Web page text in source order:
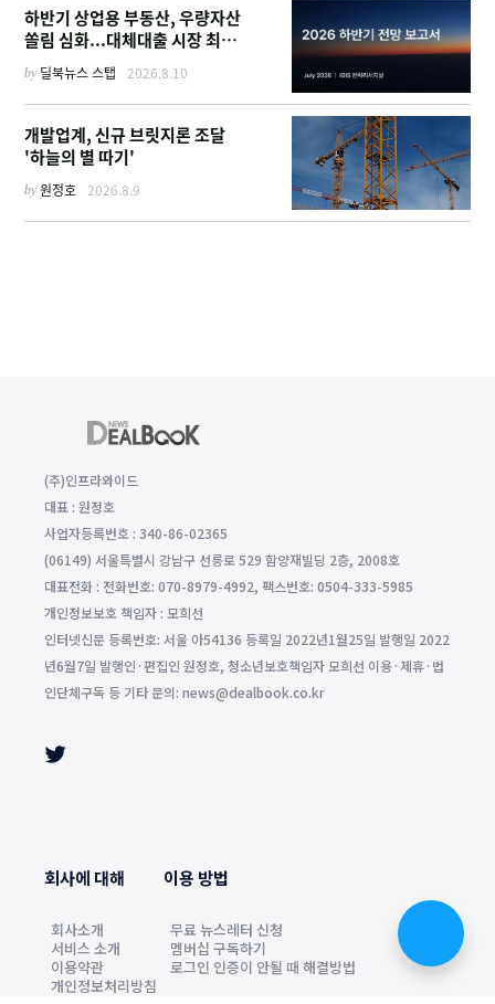
하반기 상업용 부동산, 우량자산
쏠림 심화...대체대출 시장 최대
45조
by 딜북뉴스 스탭 2026.8.10
개발업계, 신규 브릿지론 조달
'하늘의 별 따기'
by원정호 2026.8.9
(주)인프라와이드
대표 : 원정호
사업자등록번호 : 340-86-02365
(06149) 서울특별시 강남구 선릉로 529 함양재빌딩 2층, 2008호
대표전화 : 전화번호: 070-8979-4992, 팩스번호: 0504-333-5985
개인정보보호 책임자 : 모희선
인터넷신문 등록번호: 서울 아54136 등록일 2022년1월25일 발행일 2022
년6월7일 발행인·편집인 원정호, 청소년보호책임자 모희선 이용·제휴·법
인단체구독 등 기타 문의: news@dealbook.co.kr
회사에 대해
회사소개
서비스 소개
이용약관
개인정보처리방침
이용 방법
무료 뉴스레터 신청
멤버십 구독하기
로그인 인증이 안될 때 해결방법